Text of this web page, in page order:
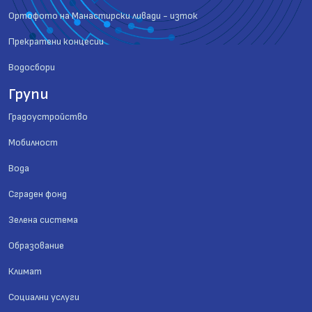
Ортофото на Манастирски ливади - изток
Прекратени концесии
Водосбори
Групи
Градоустройство
Мобилност
Вода
Сграден фонд
Зелена система
Образование
Климат
Социални услуги